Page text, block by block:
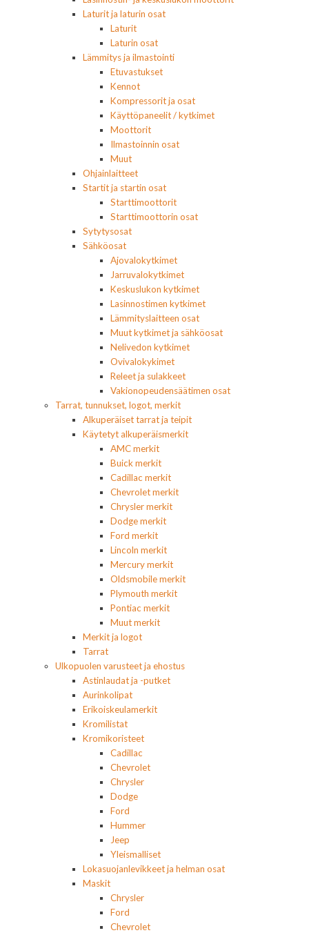
Laturit ja laturin osat
Laturit
Laturin osat
Lämmitys ja ilmastointi
Etuvastukset
Kennot
Kompressorit ja osat
Käyttöpaneelit / kytkimet
Moottorit
Ilmastoinnin osat
Muut
Ohjainlaitteet
Startit ja startin osat
Starttimoottorit
Starttimoottorin osat
Sytytysosat
Sähköosat
Ajovalokytkimet
Jarruvalokytkimet
Keskuslukon kytkimet
Lasinnostimen kytkimet
Lämmityslaitteen osat
Muut kytkimet ja sähköosat
Nelivedon kytkimet
Ovivalokykimet
Releet ja sulakkeet
Vakionopeudensäätimen osat
Tarrat, tunnukset, logot, merkit
Alkuperäiset tarrat ja teipit
Käytetyt alkuperäismerkit
AMC merkit
Buick merkit
Cadillac merkit
Chevrolet merkit
Chrysler merkit
Dodge merkit
Ford merkit
Lincoln merkit
Mercury merkit
Oldsmobile merkit
Plymouth merkit
Pontiac merkit
Muut merkit
Merkit ja logot
Tarrat
Ulkopuolen varusteet ja ehostus
Astinlaudat ja -putket
Aurinkolipat
Erikoiskeulamerkit
Kromilistat
Kromikoristeet
Cadillac
Chevrolet
Chrysler
Dodge
Ford
Hummer
Jeep
Yleismalliset
Lokasuojanlevikkeet ja helman osat
Maskit
Chrysler
Ford
Chevrolet